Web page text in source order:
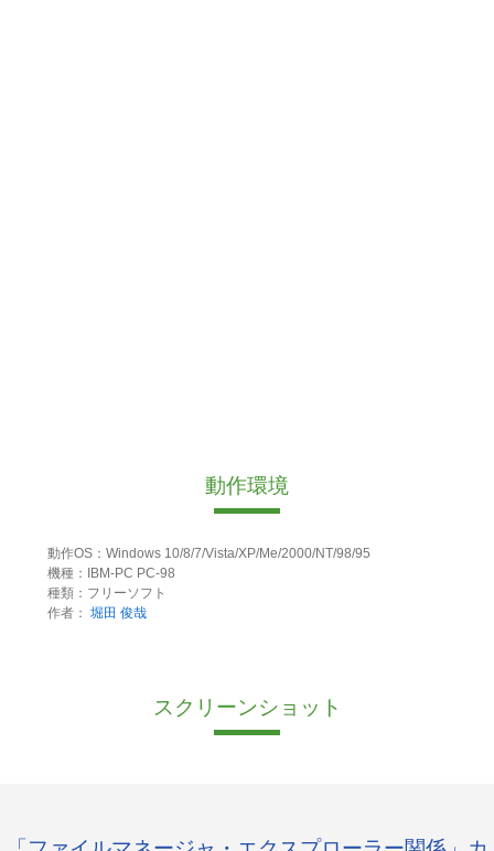
動作環境
動作OS：Windows 10/8/7/Vista/XP/Me/2000/NT/98/95
機種：IBM-PC PC-98
種類：フリーソフト
作者： 堀田 俊哉
スクリーンショット